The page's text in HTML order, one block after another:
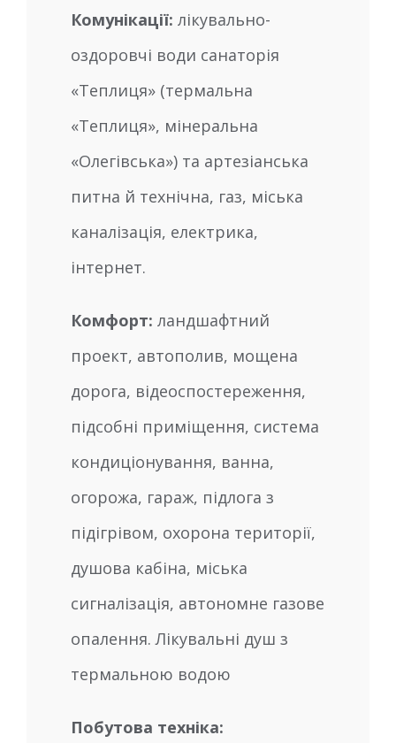
Комунікації: лікувально-
оздоровчі води санаторія
«Теплиця» (термальна
«Теплиця», мінеральна
«Олегівська») та артезіанська
питна й технічна, газ, міська
каналізація, електрика,
інтернет.
Комфорт: ландшафтний
проект, автополив, мощена
дорога, відеоспостереження,
підсобні приміщення, система
кондиціонування, ванна,
огорожа, гараж, підлога з
підігрівом, охорона території,
душова кабіна, міська
сигналізація, автономне газове
опалення. Лікувальні душ з
термальною водою
Побутова техніка: